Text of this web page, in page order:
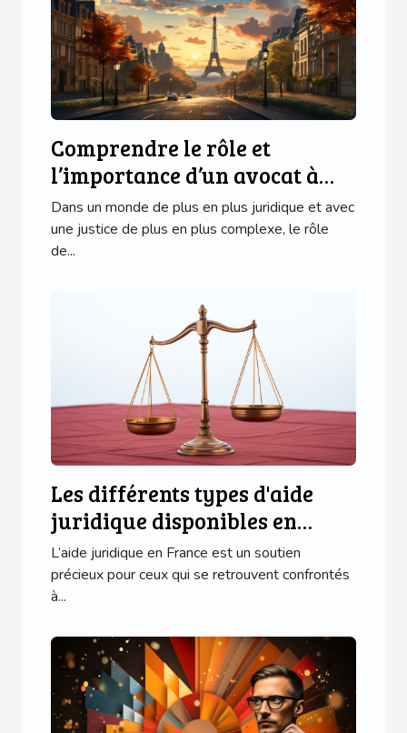
Comprendre le rôle et
l’importance d’un avocat à
Paris
Dans un monde de plus en plus juridique et avec
une justice de plus en plus complexe, le rôle
de...
Les différents types d'aide
juridique disponibles en
France
L’aide juridique en France est un soutien
précieux pour ceux qui se retrouvent confrontés
à...